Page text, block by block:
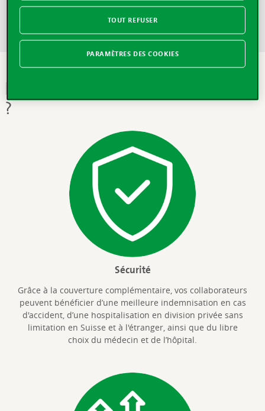
Pourquoi s'assurer à la Vaudoise
?
Sécurité
Grâce à la couverture complémentaire, vos collaborateurs
peuvent bénéficier d’une meilleure indemnisation en cas
d'accident, d’une hospitalisation en division privée sans
limitation en Suisse et à l'étranger, ainsi que du libre
choix du médecin et de l’hôpital.
TOUT REFUSER
PARAMÈTRES DES COOKIES